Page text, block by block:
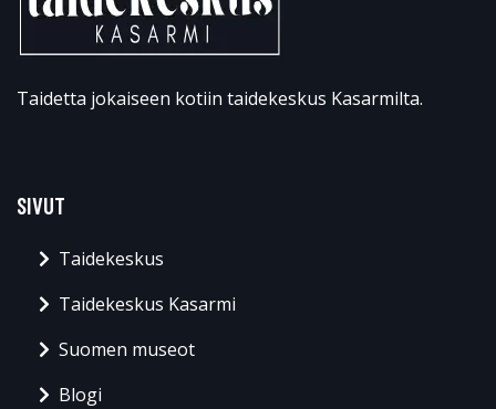
Taidetta jokaiseen kotiin taidekeskus Kasarmilta.
SIVUT
Taidekeskus
Taidekeskus Kasarmi
Suomen museot
Blogi